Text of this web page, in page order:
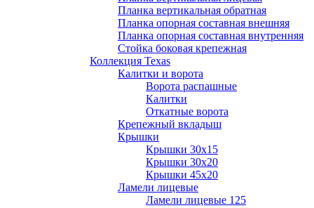
Планка вертикальная обратная
Планка опорная составная внешняя
Планка опорная составная внутренняя
Стойка боковая крепежная
Коллекция Texas
Калитки и ворота
Ворота распашные
Калитки
Откатные ворота
Крепежный вкладыш
Крышки
Крышки 30х15
Крышки 30х20
Крышки 45х20
Ламели лицевые
Ламели лицевые 125